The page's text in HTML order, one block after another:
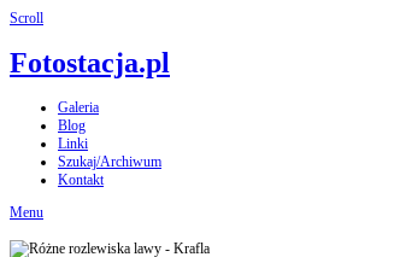
Scroll
Fotostacja.pl
Galeria
Blog
Linki
Szukaj/Archiwum
Kontakt
Menu